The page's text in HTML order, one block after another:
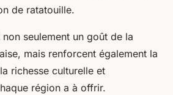
de ratatouille.
seulement un goût de la
mais renforcent également la
richesse culturelle et
région a à offrir.